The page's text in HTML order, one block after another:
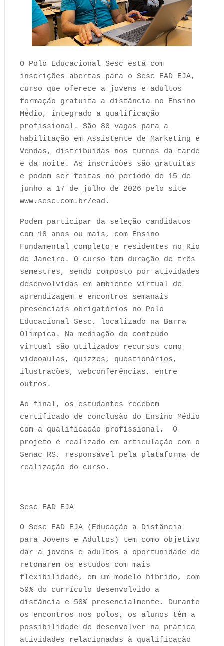
O Polo Educacional Sesc está com
inscrições abertas para o Sesc EAD EJA,
curso que oferece a jovens e adultos
formação gratuita a distância no Ensino
Médio, integrado a qualificação
profissional. São 80 vagas para a
habilitação em Assistente de Marketing e
Vendas, distribuídas nos turnos da tarde
e da noite. As inscrições são gratuitas
e podem ser feitas no período de 15 de
junho a 17 de julho de 2026 pelo site
www.sesc.com.br/ead.
Podem participar da seleção candidatos
com 18 anos ou mais, com Ensino
Fundamental completo e residentes no Rio
de Janeiro. O curso tem duração de três
semestres, sendo composto por atividades
desenvolvidas em ambiente virtual de
aprendizagem e encontros semanais
presenciais obrigatórios no Polo
Educacional Sesc, localizado na Barra
Olímpica. Na mediação do conteúdo
virtual são utilizados recursos como
videoaulas, quizzes, questionários,
ilustrações, webconferências, entre
outros.
Ao final, os estudantes recebem
certificado de conclusão do Ensino Médio
com a qualificação profissional. O
projeto é realizado em articulação com o
Senac RS, responsável pela plataforma de
realização do curso.
Sesc EAD EJA
O Sesc EAD EJA (Educação a Distância
para Jovens e Adultos) tem como objetivo
dar a jovens e adultos a oportunidade de
retomarem os estudos com mais
flexibilidade, em um modelo híbrido, com
50% do currículo desenvolvido a
distância e 50% presencialmente. Durante
os encontros nos polos, os alunos têm a
possibilidade de desenvolver na prática
atividades relacionadas à qualificação